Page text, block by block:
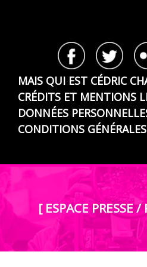
MAIS QUI EST CÉDRIC
CRÉDITS ET MENTIONS
DONNÉES
CONDITIONS
[ ESPACE PRESSE